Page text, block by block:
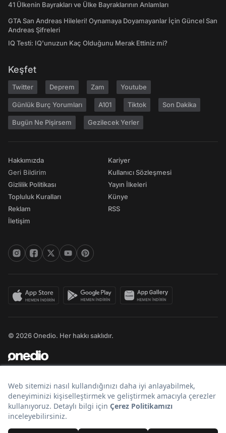
41 Ülkenin Bayrakları ve Ülke Bayraklarının Anlamları
GTA San Andreas Hileleri! Oynamaya Doyamayanlar İçin Güncel San
Andreas Şifreleri
IQ Testi: IQ'unuzun Kaç Olduğunu Merak Ettiniz mi?
Keşfet
Twitter Deprem Zam Youtube
Günlük Burç Yorumları A101 Tiktok Son Dakika
Bugün Ne Pişirsem Gezilecek Yerler
Hakkımızda
Geri Bildirim
Gizlilik Politikası
Topluluk Kuralları
Reklam
İletişim
Kariyer
Kullanıcı Sözleşmesi
Yayın İlkeleri
Künye
RSS
© 2026 Onedio. Her hakkı saklıdır.
Bir markasıdır.